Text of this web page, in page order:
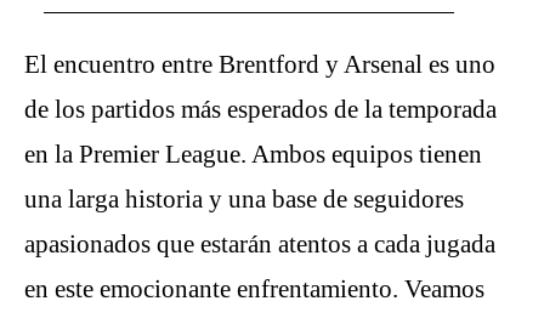
El encuentro entre Brentford y Arsenal es uno
de los partidos más esperados de la temporada
en la Premier League. Ambos equipos tienen
una larga historia y una base de seguidores
apasionados que estarán atentos a cada jugada
en este emocionante enfrentamiento. Veamos